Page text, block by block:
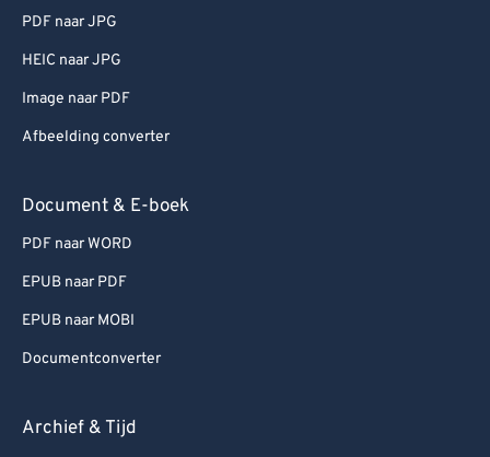
PDF naar JPG
HEIC naar JPG
Image naar PDF
Afbeelding converter
Document & E-boek
PDF naar WORD
EPUB naar PDF
EPUB naar MOBI
Documentconverter
Archief & Tijd